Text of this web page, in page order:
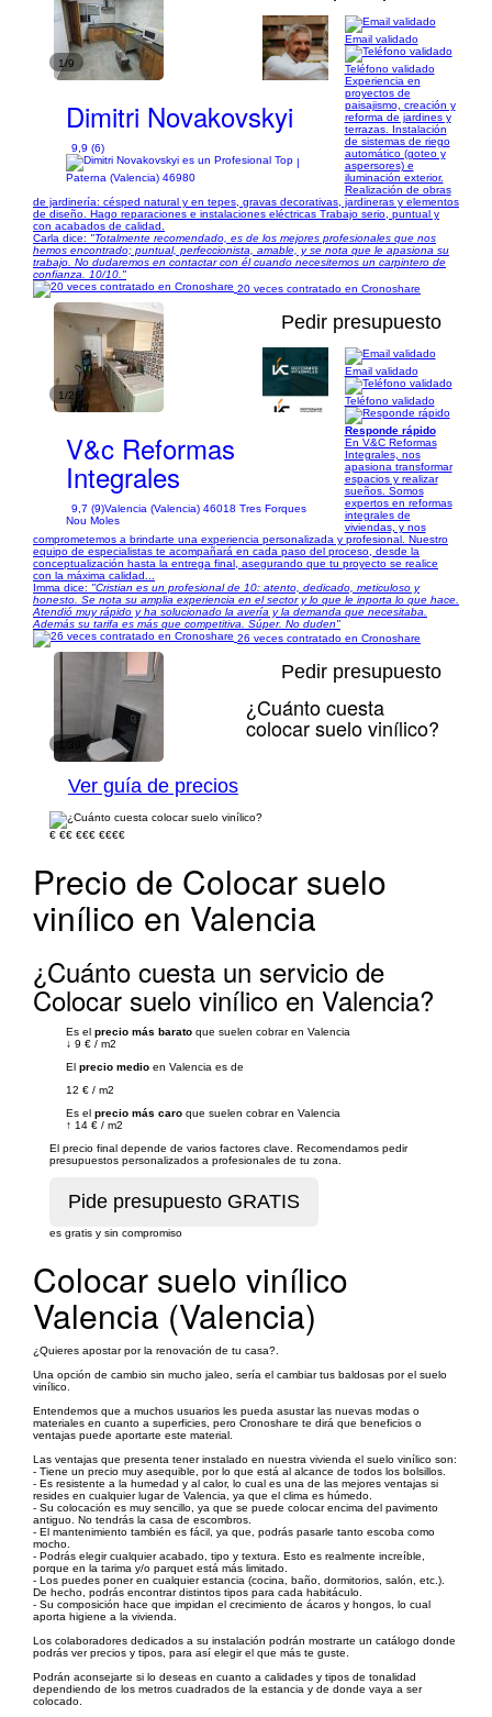
1/9
Dimitri Novakovskyi
9,9 (6)
|
Paterna (Valencia) 46980
Email validado
Teléfono validado
Experiencia en
proyectos de
paisajismo, creación y
reforma de jardines y
terrazas. Instalación
de sistemas de riego
automático (goteo y
aspersores) e
iluminación exterior.
Realización de obras
de jardinería: césped natural y en tepes, gravas decorativas, jardineras y elementos
de diseño. Hago reparaciones e instalaciones eléctricas Trabajo serio, puntual y
con acabados de calidad.
Carla dice: "Totalmente recomendado, es de los mejores profesionales que nos
hemos encontrado; puntual, perfeccionista, amable, y se nota que le apasiona su
trabajo. No dudaremos en contactar con él cuando necesitemos un carpintero de
confianza. 10/10."
20 veces contratado en Cronoshare
1/26
Pedir presupuesto
V&c Reformas
Integrales
9,7 (9)Valencia (Valencia) 46018 Tres Forques
Nou Moles
Email validado
Teléfono validado
Responde rápido
En V&C Reformas
Integrales, nos
apasiona transformar
espacios y realizar
sueños. Somos
expertos en reformas
integrales de
viviendas, y nos
comprometemos a brindarte una experiencia personalizada y profesional. Nuestro
equipo de especialistas te acompañará en cada paso del proceso, desde la
conceptualización hasta la entrega final, asegurando que tu proyecto se realice
con la máxima calidad...
Imma dice: "Cristian es un profesional de 10: atento, dedicado, meticuloso y
honesto. Se nota su amplia experiencia en el sector y lo que le inporta lo que hace.
Atendió muy rápido y ha solucionado la avería y la demanda que necesitaba.
Además su tarifa es más que competitiva. Súper. No duden"
26 veces contratado en Cronoshare
1/39
Pedir presupuesto
¿Cuánto cuesta
colocar suelo vinílico?
Ver guía de precios
€ €€ €€€ €€€€
Precio de Colocar suelo
vinílico en Valencia
¿Cuánto cuesta un servicio de
Colocar suelo vinílico en Valencia?
Es el precio más barato que suelen cobrar en Valencia
↓ 9 € / m2
El precio medio en Valencia es de
12 € / m2
Es el precio más caro que suelen cobrar en Valencia
↑ 14 € / m2
El precio final depende de varios factores clave. Recomendamos pedir
presupuestos personalizados a profesionales de tu zona.
es gratis y sin compromiso
Colocar suelo vinílico
Valencia (Valencia)
¿Quieres apostar por la renovación de tu casa?.
Una opción de cambio sin mucho jaleo, sería el cambiar tus baldosas por el suelo
vinílico.
Entendemos que a muchos usuarios les pueda asustar las nuevas modas o
materiales en cuanto a superficies, pero Cronoshare te dirá que beneficios o
ventajas puede aportarte este material.
Las ventajas que presenta tener instalado en nuestra vivienda el suelo vinílico son:
- Tiene un precio muy asequible, por lo que está al alcance de todos los bolsillos.
- Es resistente a la humedad y al calor, lo cual es una de las mejores ventajas si
resides en cualquier lugar de Valencia, ya que el clima es húmedo.
- Su colocación es muy sencillo, ya que se puede colocar encima del pavimento
antiguo. No tendrás la casa de escombros.
- El mantenimiento también es fácil, ya que, podrás pasarle tanto escoba como
mocho.
- Podrás elegir cualquier acabado, tipo y textura. Esto es realmente increíble,
porque en la tarima y/o parquet está más limitado.
- Los puedes poner en cualquier estancia (cocina, baño, dormitorios, salón, etc.).
De hecho, podrás encontrar distintos tipos para cada habitáculo.
- Su composición hace que impidan el crecimiento de ácaros y hongos, lo cual
aporta higiene a la vivienda.
Los colaboradores dedicados a su instalación podrán mostrarte un catálogo donde
podrás ver precios y tipos, para así elegir el que más te guste.
Podrán aconsejarte si lo deseas en cuanto a calidades y tipos de tonalidad
dependiendo de los metros cuadrados de la estancia y de donde vaya a ser
colocado.